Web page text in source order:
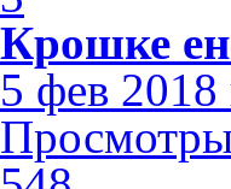
Крошке
5 фев 2018